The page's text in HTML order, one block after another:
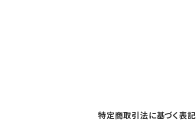
特定商取引法に基づく表記